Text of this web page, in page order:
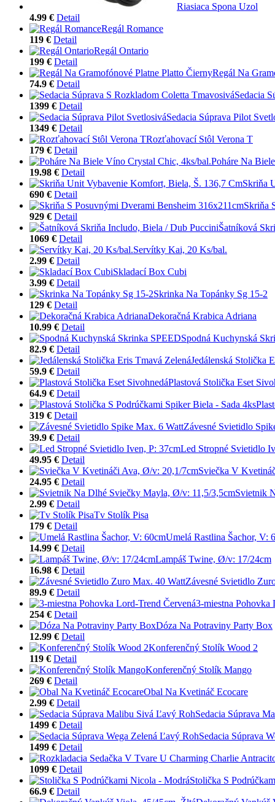
Riasiaca Spona Uzol
4.99 € Detail
Regál Romance
119 € Detail
Regál Ontario
199 € Detail
Regál Na
74.9 € Detail
Sedacia
1399 € Detail
Sedacia Súprava Pilot
1349 € Detail
Rozťahovací Stôl Verona T
179 € Detail
Poháre Na
19.98 € Detail
Skriňa
690 € Detail
Skriňa
929 € Detail
Šatníková
1069 € Detail
Servítky Kai, 20 Ks/bal.
2.99 € Detail
Skladací Box Cubi
3.99 € Detail
Skrinka Na Topánky Sg 15-2
129 € Detail
Dekoračná Krabica Adriana
10.99 € Detail
Spodná Kuchynská
82.9 € Detail
Jedálenská Stolička
59.9 € Detail
Plastová Stolička Eset
64.9 € Detail
319 € Detail
Závesné Svietidlo
39.9 € Detail
Led Stropné Svietidlo
49.95 € Detail
Sviečka V
24.95 € Detail
Svietnik
2.99 € Detail
Tv Stolík Pisa
179 € Detail
Umelá Rastlina Šachor, V:
14.99 € Detail
Lampáš Twine, Ø/v: 17/24cm
16.98 € Detail
Závesné Svietidlo
89.9 € Detail
3-miestna Pohovka
254 € Detail
Dóza Na Potraviny Party Box
12.99 € Detail
Konferenčný Stolík Wood 2
119 € Detail
Konferenčný Stolík Mango
269 € Detail
Obal Na Kvetináč Ecocare
2.99 € Detail
Sedacia Súprava
1499 € Detail
Sedacia Súprava
1499 € Detail
1099 € Detail
Stolička S
66.9 € Detail